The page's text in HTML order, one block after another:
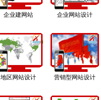
企业建网站 企业网站设计
地区网站设计 营销型网站设计